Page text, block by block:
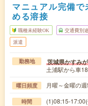
マニュアル完備
める溶接
職種未経験OK 交通費別
派遣
勤務地 茨城県かすみ
土浦駅から車
曜日頻度 月曜～金曜の
時間 (1)08:15-